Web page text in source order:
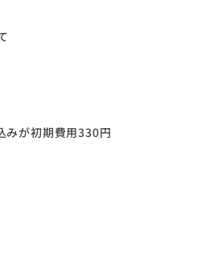
みが初期費用330円